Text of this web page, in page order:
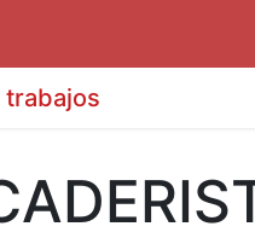
trabajos